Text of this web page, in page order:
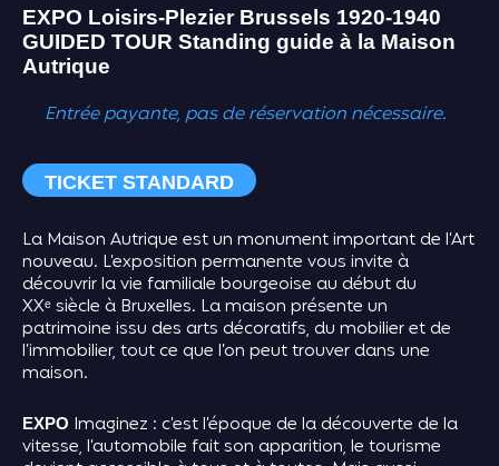
EXPO Loisirs-Plezier Brussels 1920-1940
GUIDED TOUR Standing guide à la Maison
Autrique
Entrée payante, pas de réservation nécessaire.
TICKET STANDARD
La Maison Autrique est un monument important de l’Art
nouveau. L’exposition permanente vous invite à
découvrir la vie familiale bourgeoise au début du
XXᵉ siècle à Bruxelles. La maison présente un
patrimoine issu des arts décoratifs, du mobilier et de
l’immobilier, tout ce que l’on peut trouver dans une
maison.
EXPO Imaginez : c’est l’époque de la découverte de la
vitesse, l’automobile fait son apparition, le tourisme